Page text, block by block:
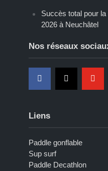
Succès total pour
2026 à Neuchâtel
Nos réseaux
Liens
Paddle gonflable
Sup surf
Paddle Decathlon